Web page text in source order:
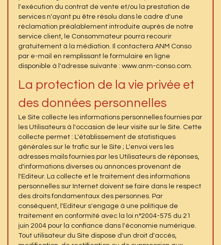
l'exécution du contrat de vente et/ou la prestation de
services n'ayant pu être résolu dans le cadre d'une
réclamation préalablement introduite auprès de notre
service client, le Consommateur pourra recourir
gratuitement à la médiation. Il contactera ANM Conso
par e-mail en remplissant le formulaire en ligne
disponible à l'adresse suivante : www.anm-conso.com.
La protection de la vie privée et
des données personnelles
Le Site collecte les informations personnelles fournies par
les Utilisateurs à l'occasion de leur visite sur le Site. Cette
collecte permet : L'établissement de statistiques
générales sur le trafic sur le Site ; L'envoi vers les
adresses mails fournies par les Utilisateurs de réponses,
d'informations diverses ou annonces provenant de
l'Editeur. La collecte et le traitement des informations
personnelles sur Internet doivent se faire dans le respect
des droits fondamentaux des personnes. Par
conséquent, l'Editeur s'engage à une politique de
traitement en conformité avec la loi n°2004-575 du 21
juin 2004 pour la confiance dans l'économie numérique.
Tout utilisateur du Site dispose d'un droit d'accès,